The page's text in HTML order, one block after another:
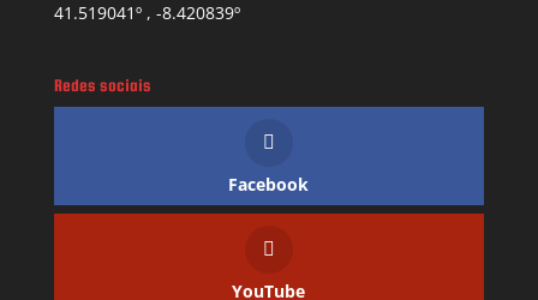
41.519041º , -8.420839º
Redes sociais
Facebook
YouTube